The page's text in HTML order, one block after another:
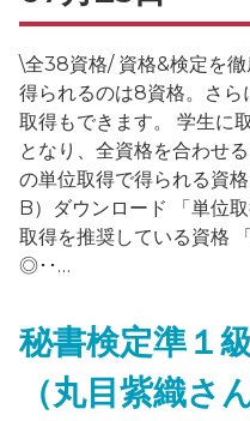
\全38資格/ 資格&検定を
得られるのは8資格。さら
取得もできます。 学生に
となり、全資格を合わせ
の単位取得で得られる資
B）ダウンロード 「単位
取得を推奨している資格
◎･･…
秘書検定準１
（丸目紫織さん